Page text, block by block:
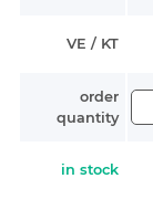
VE / KT
order
quantity
in stock